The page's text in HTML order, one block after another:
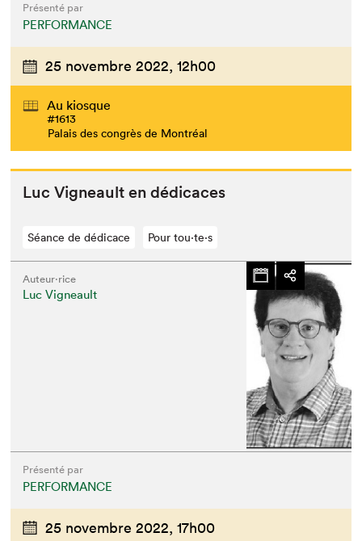
Présenté par
PERFORMANCE
25 novembre 2022, 12h00
Au kiosque
#1613
Palais des congrès de Montréal
Luc Vigneault en dédicaces
Séance de dédicace Pour tou⋅te⋅s
Auteur·rice
Luc Vigneault
Présenté par
PERFORMANCE
25 novembre 2022, 17h00